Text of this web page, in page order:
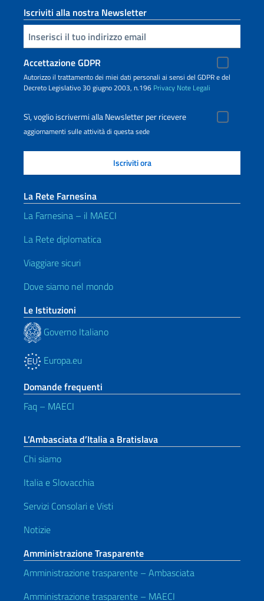
Iscriviti alla nostra Newsletter
Inserisci la tua email
Accettazione GDPR
Autorizzo il trattamento dei miei dati personali ai sensi del GDPR e del
Decreto Legislativo 30 giugno 2003, n.196 Privacy Note Legali
Sì, voglio iscrivermi alla Newsletter per ricevere
aggiornamenti sulle attività di questa sede
La Rete Farnesina
La Farnesina – il MAECI
La Rete diplomatica
Viaggiare sicuri
Dove siamo nel mondo
Le Istituzioni
Governo Italiano
Europa.eu
Domande frequenti
Faq – MAECI
L’Ambasciata d’Italia a Bratislava
Chi siamo
Italia e Slovacchia
Servizi Consolari e Visti
Notizie
Amministrazione Trasparente
Amministrazione trasparente – Ambasciata
Amministrazione trasparente – MAECI